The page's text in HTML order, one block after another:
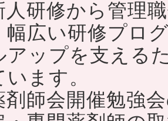
人研修から管理
幅広い研修プロ
アップを支える
います。
剤師会開催勉強